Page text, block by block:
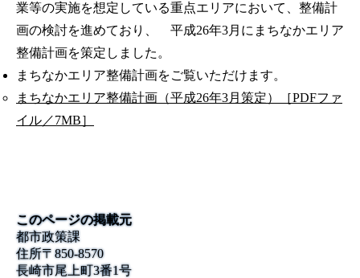
業等の実施を想定している重点エリアにおいて、整備計
画の検討を進めており、 平成26年3月にまちなかエリア
整備計画を策定しました。
まちなかエリア整備計画をご覧いただけます。
まちなかエリア整備計画（平成26年3月策定）［PDFファ
イル／7MB］
このページの掲載元
都市政策課
住所〒850-8570
長崎市尾上町3番1号